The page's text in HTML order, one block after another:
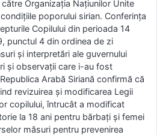
Organizația Națiunilor Unite
poporului sirian. Conferința
Copilului din perioada 14
punctul 4 din ordinea de zi
și interpretări ale guvernului
și observații care i-au fost
Arabă Siriană confirmă că
revizuirea și modificarea Legii
copilului, întrucât a modificat
la 18 ani pentru bărbați și femei
măsuri pentru prevenirea